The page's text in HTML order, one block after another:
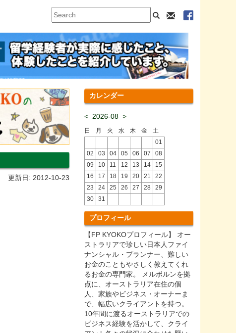
更新日: 2012-10-23
カレンダー
< 2026-08 >
日 月 火 水 木 金
土
01
02
03 04 05 06 07
08
09
10 11 12 13 14
15
16
17 18 19 20 21
22
23
24 25 26 27 28
29
30
31
プロフィール
【FP KYOKOプロフィール】 オー
ストラリアで珍しい日本人ファイ
ナンシャル・プランナー、難しい
お金のこともやさしく教えてくれ
るお金の専門家。 メルボルンを拠
点に、オーストラリア在住の個
人、家族やビジネス・オーナーま
で、幅広いクライアントを持つ。
10年間に渡るオーストラリアでの
ビジネス経験を活かして、クライ